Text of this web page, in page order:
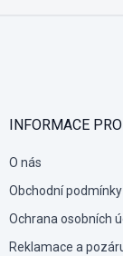
INFORMACE
O nás
Obchodní podmínky
Ochrana osobních
Reklamace a